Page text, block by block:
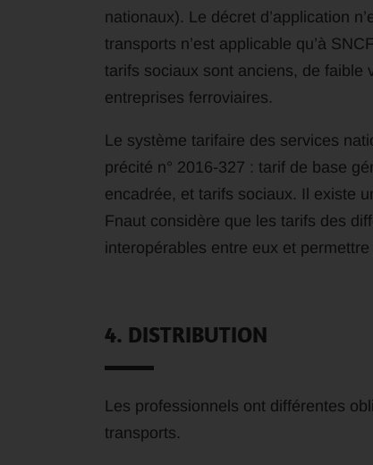
nationaux). Le décret d’application
transports n’est applicable qu’à
tarifs sociaux sont anciens, de faible
entreprises ferroviaires.
Le système tarifaire des services
précité n° 2016-327 : tarif de base
encadrée, et tarifs sociaux. Il existe
Fnaut considère que les tarifs des
interopérables entre eux et
4. DISTRIBUTION
Les professionnels ont différentes
transports.